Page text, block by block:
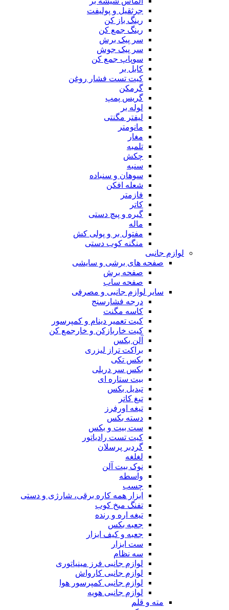
جرثقیل و پولیفت
رینگ باز کن
رینگ جمع کن
سر پیک برش
سر پیک جوش
سوپاپ جمع کن
کابل بر
کیت تست فشار روغن
گرمکن
گریس پمپ
لوله بر
لیفتر مگنتی
مانومتر
مغار
تلمبه
چکش
سنبه
سوهان و سنباده
شعله افکن
فازمتر
کاتر
گیره و پیچ دستی
ماله
مفتول بر و پولی کش
منگنه کوب دستی
لوازم جانبی
صفحه های برشی و سایشی
صفحه برش
صفحه ساب
سایر لوازم جانبی و مصرفی
درجه فشارسنج
کاسه مگنت
کیت تعمیر دینام و کمپرسور
کیت خاربازکن و خارجمع کن
آلن بکس
براکت تراز لیزری
بکس تکی
بکس سر دریلی
بیت ستاره ای
تبدیل بکس
تیغ کاتر
تیغه اورفرز
دسته بکس
ست بیت و بکس
کیت تست رادیاتور
گردبر پرسلان
لغلغه
نوک بیت آلن
واسطه
چسب
ابزار همه کاره برقی، شارژی و دستی
تفنگ میخ کوب
تیغه اره و رنده
جعبه بکس
جعبه و کیف ابزار
ست ابزار
سه نظام
لوازم جانبی فرز مینیاتوری
لوازم جانبی کارواش
لوازم جانبی کمپرسور هوا
لوازم جانبی هویه
مته و قلم